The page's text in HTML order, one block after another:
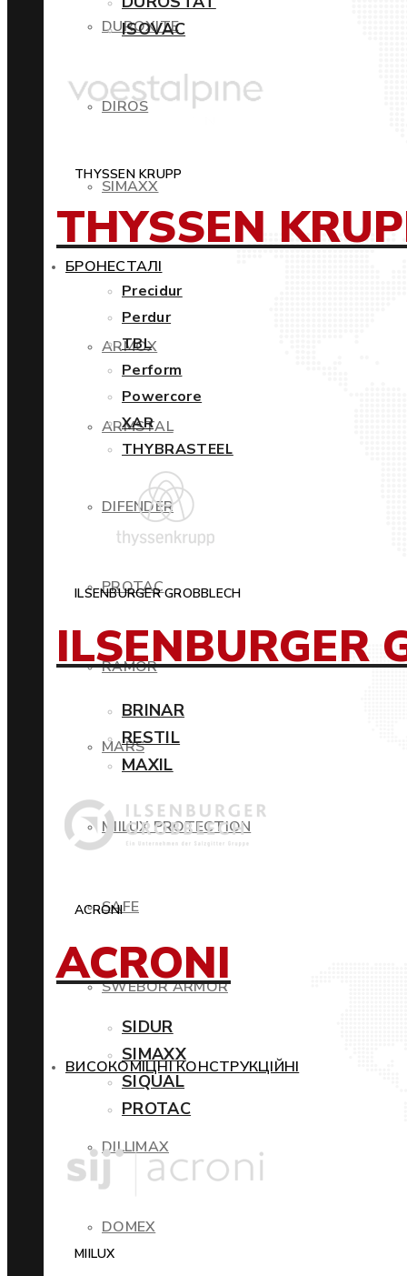
DUROXITE
DIROS
SIMAXX
БРОНЕСТАЛІ
ARMOX
ARMSTAL
DIFENDER
PROTAC
RAMOR
MARS
MIILUX PROTECTION
SAFE
SWEBOR ARMOR
ВИСОКОМІЦНІ КОНСТРУКЦІЙНІ
DILLIMAX
DOMEX
ISOVAC
THYSSEN KRUPP
THYSSEN
Precidur
Perdur
TBL
Perform
Powercore
XAR
THYBRASTEEL
ILSENBURGER GROBBLECH
ILSENBURGER
BRINAR
RESTIL
MAXIL
ACRONI
ACRONI
SIDUR
SIMAXX
SIQUAL
PROTAC
MIILUX